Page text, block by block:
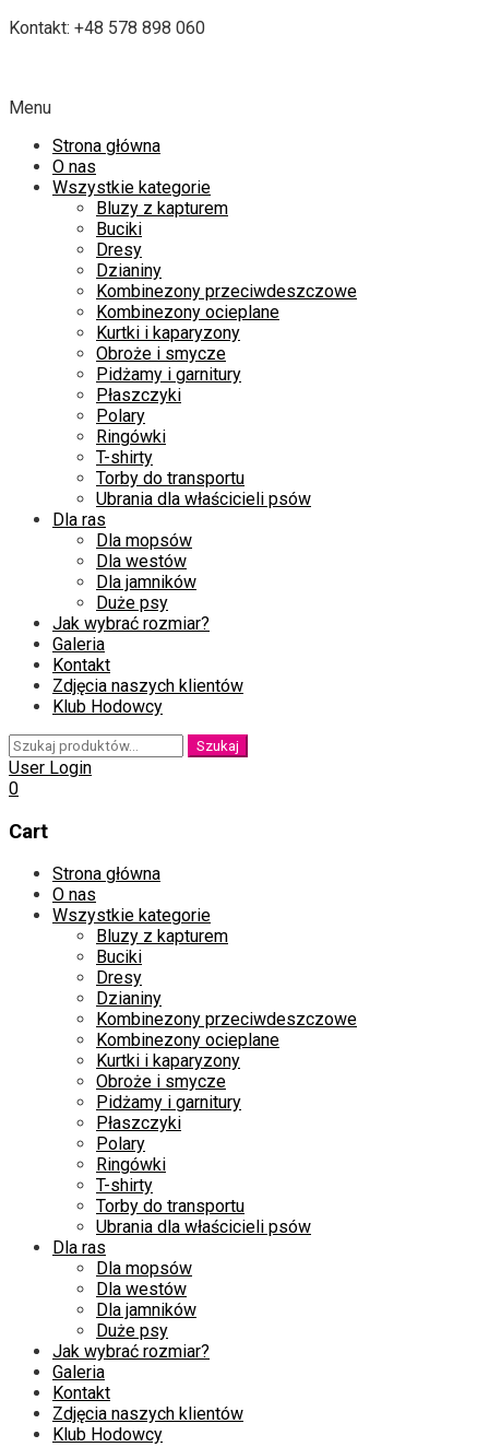
Kontakt: +48 578 898 060
Menu
Strona główna
O nas
Wszystkie kategorie
Bluzy z kapturem
Buciki
Dresy
Dzianiny
Kombinezony przeciwdeszczowe
Kombinezony ocieplane
Kurtki i kaparyzony
Obroże i smycze
Pidżamy i garnitury
Płaszczyki
Polary
Ringówki
T-shirty
Torby do transportu
Ubrania dla właścicieli psów
Dla ras
Dla mopsów
Dla westów
Dla jamników
Duże psy
Jak wybrać rozmiar?
Galeria
Kontakt
Zdjęcia naszych klientów
Klub Hodowcy
Szukaj:
Szukaj
User Login
0
Cart
Skip
content
Strona główna
O nas
Wszystkie kategorie
Bluzy z kapturem
Buciki
Dresy
Dzianiny
Kombinezony przeciwdeszczowe
Kombinezony ocieplane
Kurtki i kaparyzony
Obroże i smycze
Pidżamy i garnitury
Płaszczyki
Polary
Ringówki
T-shirty
Torby do transportu
Ubrania dla właścicieli psów
Dla ras
Dla mopsów
Dla westów
Dla jamników
Duże psy
Jak wybrać rozmiar?
Galeria
Kontakt
Zdjęcia naszych klientów
Klub Hodowcy